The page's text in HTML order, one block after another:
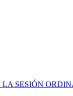
LA SESIÓN